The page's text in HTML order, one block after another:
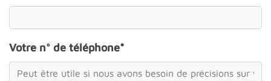
Votre n° de téléphone*